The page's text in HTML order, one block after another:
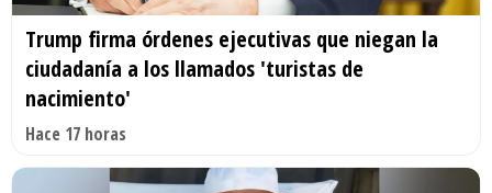
Trump firma órdenes ejecutivas que niegan la
ciudadanía a los llamados 'turistas de
nacimiento'
Hace 17 horas